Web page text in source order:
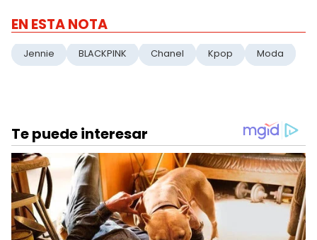
EN ESTA NOTA
Jennie BLACKPINK Chanel Kpop Moda